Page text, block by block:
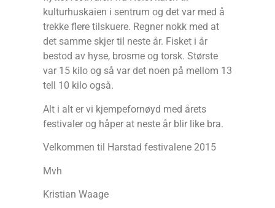
kulturhuskaien i sentrum og det var med å
trekke flere tilskuere. Regner nokk med at
det samme skjer til neste år. Fisket i år
bestod av hyse, brosme og torsk. Største
var 15 kilo og så var det noen på mellom 13
tell 10 kilo også.
Alt i alt er vi kjempefornøyd med årets
festivaler og håper at neste år blir like bra.
Velkommen til Harstad festivalene 2015
Mvh
Kristian Waage